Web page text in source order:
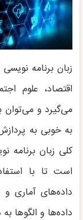
زبان برنامه نویسی R به طور گسترده در حوزه‌های
اقتصاد، علوم
می‌گیرد و می‌توان
به خوبی به
است تا با
داده‌های آماری
داده‌ها و الگوها